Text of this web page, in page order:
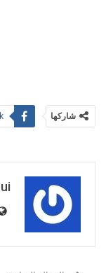
شاركها